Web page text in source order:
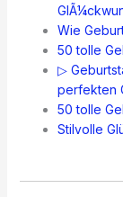
Wie
50 tolle
▷
perfekten
50 tolle
Stilvolle